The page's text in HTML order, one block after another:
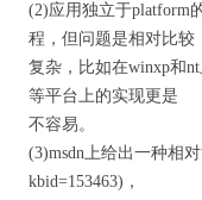
(2)应用独立于platform
程，但问题是相对比较
复杂，比如在winxp和
等平台上的实现更是
不容易。
(3)msdn上给出一种相
kbid=153463)，